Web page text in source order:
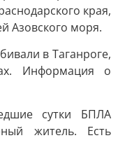
края,
Азовского моря.
в Таганроге,
Информация о
сутки БПЛА
житель. Есть